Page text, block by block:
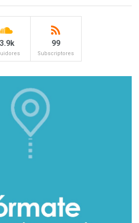
99
Subscriptores